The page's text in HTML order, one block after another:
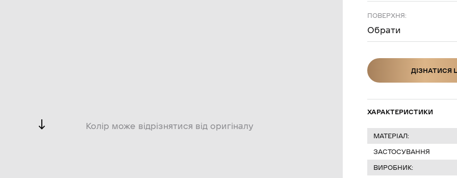
Колір може відрізнятися від оригіналу
ПОВЕРХНЯ:
Обрати
ДІЗНАТИСЯ
ХАРАКТЕРИСТИКИ
МАТЕРІАЛ:
ЗАСТОСУВАННЯ
ВИРОБНИК: